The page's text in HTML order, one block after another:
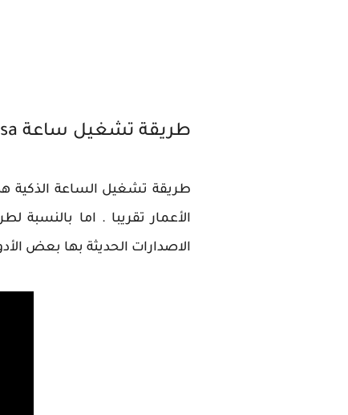
طريقة تشغيل ساعة Fitbit Versa
طريقة تشغيل الساعة
الاصدارات الحديثة بها بعض